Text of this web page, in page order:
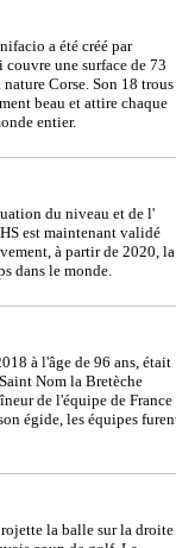
a été créé par
une surface de 73
Corse. Son 18 trous
beau et attire chaque
entier.
du niveau et de l'
est maintenant validé
à partir de 2020, la
dans le monde.
à l'âge de 96 ans, était
Nom la Bretèche
de l'équipe de France
égide, les équipes
la balle sur la droite